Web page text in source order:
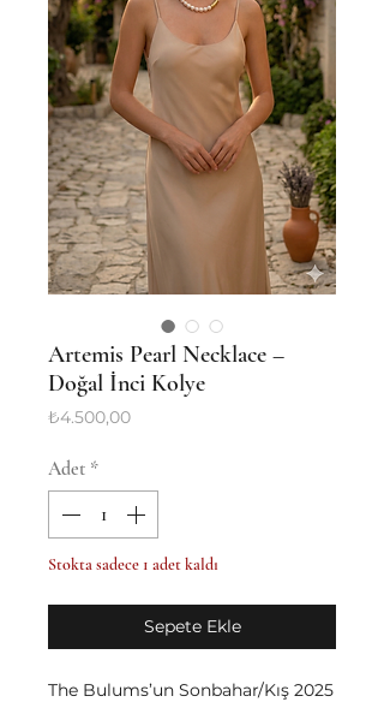
Artemis Pearl Necklace –
Doğal İnci Kolye
₺4.500,00Fiyat
Adet *
Stokta sadece 1 adet kaldı
Sepete Ekle
The Bulums’un Sonbahar/Kış 2025